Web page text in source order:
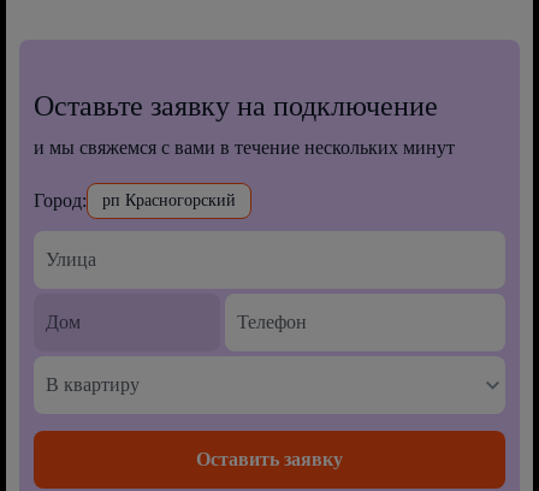
Оставьте заявку на подключение
и мы свяжемся с вами в течение нескольких минут
Город: рп Красногорский
В квартиру